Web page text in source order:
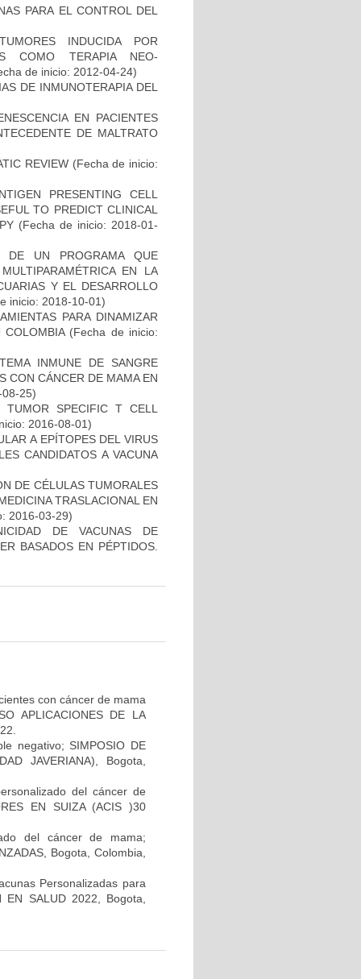
PARA EL CONTROL DEL
INDUCIDA POR
COMO TERAPIA NEO-
de inicio: 2012-04-24)
DE INMUNOTERAPIA DEL
EN PACIENTES
DE MALTRATO
REVIEW (Fecha de inicio:
PRESENTING CELL
TO PREDICT CLINICAL
(Fecha de inicio: 2018-01-
DE UN PROGRAMA QUE
EN LA
Y EL DESARROLLO
inicio: 2018-10-01)
PARA DINAMIZAR
COLOMBIA(Fecha de inicio:
INMUNE DE SANGRE
CON CÁNCER DE MAMA EN
25)
TUMOR SPECIFIC T CELL
2016-08-01)
A EPÍTOPES DEL VIRUS
CANDIDATOS A VACUNA
DE CÉLULAS TUMORALES
TRASLACIONAL EN
2016-03-29)
DE VACUNAS DE
BASADOS EN PÉPTIDOS.
con cáncer de mama
APLICACIONES DE LA
negativo; SIMPOSIO DE
JAVERIANA), Bogota,
del cáncer de
EN SUIZA (ACIS )30
del cáncer de mama;
Bogota, Colombia,
Personalizadas para
SALUD 2022, Bogota,